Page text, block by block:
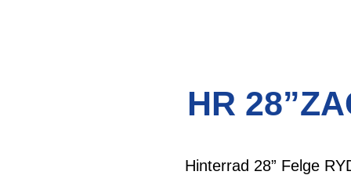
HR
Hinterrad 28” Felge